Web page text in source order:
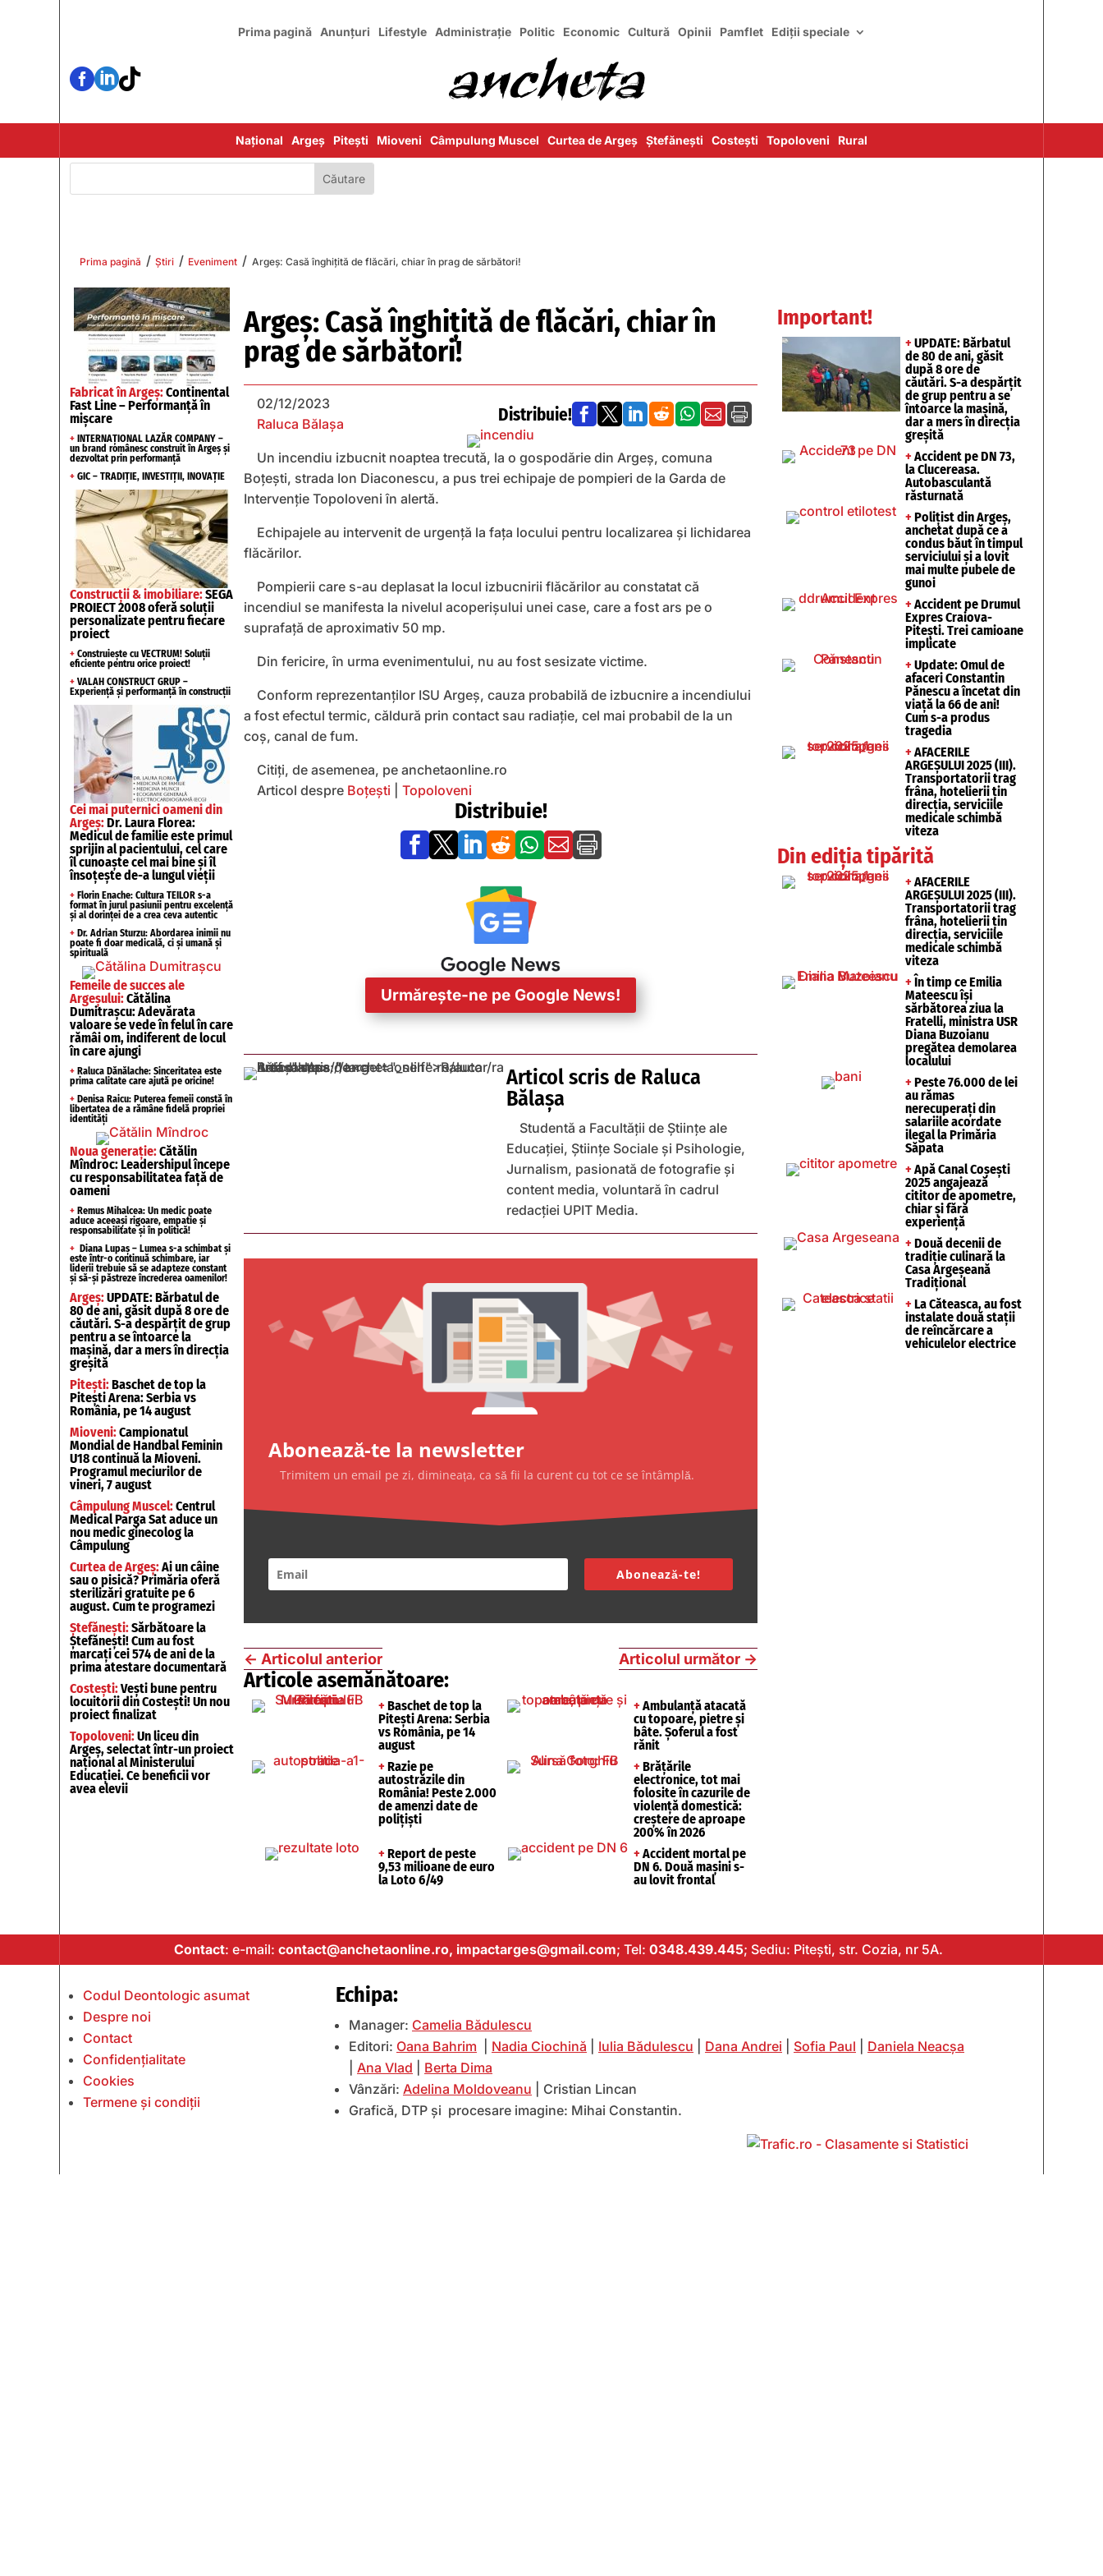
Prima pagină Anunțuri Lifestyle Administrație Politic Economic Cultură Opinii Pamflet Ediții speciale

Național Argeș Pitești Mioveni Câmpulung Muscel Curtea de Argeș Ștefănești Costești Topoloveni Rural
Prima pagină / Știri / Eveniment / Argeș: Casă înghițită de flăcări, chiar în prag de sărbători!
Fabricat în Argeș:Continental
Fast Line – Performanță în
mișcare
+ INTERNAȚIONAL LAZĂR COMPANY –
un brand românesc construit în Argeș și
dezvoltat prin performanță
+ GIC – TRADIȚIE, INVESTIȚII, INOVAȚIE
Construcții & imobiliare:SEGA
PROIECT 2008 oferă soluții
personalizate pentru fiecare
proiect
+ Construiește cu VECTRUM! Soluții
eficiente pentru orice proiect!
+ VALAH CONSTRUCT GRUP –
Experiență și performanță în construcții
Cei mai puternici oameni din
Argeș:Dr. Laura Florea:
Medicul de familie este primul
sprijin al pacientului, cel care
îl cunoaște cel mai bine și îl
însoțește de-a lungul vieții
+ Florin Enache: Cultura TEILOR s-a
format în jurul pasiunii pentru excelență
și al dorinței de a crea ceva autentic
+ Dr. Adrian Sturzu: Abordarea inimii nu
poate fi doar medicală, ci și umană și
spirituală
Femeile de succes ale
Argeșului:Cătălina
Dumitrașcu: Adevărata
valoare se vede în felul în care
rămâi om, indiferent de locul
în care ajungi
+ Raluca Dănălache: Sinceritatea este
prima calitate care ajută pe oricine!
+ Denisa Raicu: Puterea femeii constă în
libertatea de a rămâne fidelă propriei
identități
Noua generație:Cătălin
Mîndroc: Leadershipul începe
cu responsabilitatea față de
oameni
+ Remus Mihalcea: Un medic poate
aduce aceeași rigoare, empatie și
responsabilitate și în politică!
+ Diana Lupaș – Lumea s-a schimbat și
este într-o continuă schimbare, iar
liderii trebuie să se adapteze constant
și să-și păstreze încrederea oamenilor!
Argeș:UPDATE: Bărbatul de
80 de ani, găsit după 8 ore de
căutări. S-a despărțit de grup
pentru a se întoarce la
mașină, dar a mers în direcția
greșită
Pitești:Baschet de top la
Pitești Arena: Serbia vs
România, pe 14 august
Mioveni:Campionatul
Mondial de Handbal Feminin
U18 continuă la Mioveni.
Programul meciurilor de
vineri, 7 august
Câmpulung Muscel:Centrul
Medical Parga Sat aduce un
nou medic ginecolog la
Câmpulung
Curtea de Argeș:Ai un câine
sau o pisică? Primăria oferă
sterilizări gratuite pe 6
august. Cum te programezi
Ștefănești:Sărbătoare la
Ștefănești! Cum au fost
marcați cei 574 de ani de la
prima atestare documentară
Costești:Vești bune pentru
locuitorii din Costești! Un nou
proiect finalizat
Topoloveni:Un liceu din
Argeș, selectat într-un proiect
național al Ministerului
Educației. Ce beneficii vor
avea elevii
Argeș: Casă înghițită de flăcări, chiar în
prag de sărbători!
02/12/2023
Raluca Bălașa
Distribuie!       
Un incendiu izbucnit noaptea trecută, la o gospodărie din Argeș, comuna
Boțești, strada Ion Diaconescu, a pus trei echipaje de pompieri de la Garda de
Intervenție Topoloveni în alertă.
Echipajele au intervenit de urgență la fața locului pentru localizarea și lichidarea
flăcărilor.
Pompierii care s-au deplasat la locul izbucnirii flăcărilor au constatat că
incendiul se manifesta la nivelul acoperișului unei case, care a fost ars pe o
suprafață de aproximativ 50 mp.
Din fericire, în urma evenimentului, nu au fost sesizate victime.
Conform reprezentanților ISU Argeș, cauza probabilă de izbucnire a incendiului
a fost efectul termic, căldură prin contact sau radiație, cel mai probabil de la un
coș, canal de fum.
Citiți, de asemenea, pe anchetaonline.ro
Articol despre Boțești Topoloveni
Distribuie!
      
Urmărește-ne pe Google News!
Articol scris de Raluca
Bălașa
Studentă a Facultății de Științe ale
Educației, Științe Sociale și Psihologie,
Jurnalism, pasionată de fotografie și
content media, voluntară în cadrul
redacției UPIT Media.
Abonează-te la newsletter
Trimitem un email pe zi, dimineața, ca să fii la curent cu tot ce se întâmplă.
Abonează-te!
← Articolul anterior Articolul următor →
Articole asemănătoare:
+ Baschet de top la
Pitești Arena: Serbia
vs România, pe 14
august
+ Ambulanță atacată
cu topoare, pietre și
bâte. Șoferul a fost
rănit
+ Razie pe
autostrăzile din
România! Peste 2.000
de amenzi date de
polițiști
+ Brățările
electronice, tot mai
folosite în cazurile de
violență domestică:
creștere de aproape
200% în 2026
+ Report de peste
9,53 milioane de euro
la Loto 6/49
+ Accident mortal pe
DN 6. Două mașini s-
au lovit frontal
Important!
+ UPDATE: Bărbatul
de 80 de ani, găsit
după 8 ore de
căutări. S-a despărțit
de grup pentru a se
întoarce la mașină,
dar a mers în direcția
greșită
+ Accident pe DN 73,
la Clucereasa.
Autobasculantă
răsturnată
+ Polițist din Argeș,
anchetat după ce a
condus băut în timpul
serviciului și a lovit
mai multe pubele de
gunoi
+ Accident pe Drumul
Expres Craiova-
Pitești. Trei camioane
implicate
+ Update: Omul de
afaceri Constantin
Pănescu a încetat din
viață la 66 de ani!
Cum s-a produs
tragedia
+ AFACERILE
ARGEȘULUI 2025 (III).
Transportatorii trag
frâna, hotelierii țin
direcția, serviciile
medicale schimbă
viteza
Din ediția tipărită
+ AFACERILE
ARGEȘULUI 2025 (III).
Transportatorii trag
frâna, hotelierii țin
direcția, serviciile
medicale schimbă
viteza
+ În timp ce Emilia
Mateescu își
sărbătorea ziua la
Fratelli, ministra USR
Diana Buzoianu
pregătea demolarea
localului
+ Peste 76.000 de lei
au rămas
nerecuperați din
salariile acordate
ilegal la Primăria
Săpata
+ Apă Canal Coșești
2025 angajează
cititor de apometre,
chiar și fără
experiență
+ Două decenii de
tradiție culinară la
Casa Argeșeană
Tradițional
+ La Căteasca, au fost
instalate două stații
de reîncărcare a
vehiculelor electrice
Contact: e-mail: contact@anchetaonline.ro, impactarges@gmail.com; Tel: 0348.439.445; Sediu: Pitești, str. Cozia, nr 5A.
Codul Deontologic asumat
Despre noi
Contact
Confidențialitate
Cookies
Termene și condiții
Echipa:
Manager: Camelia Bădulescu
Editori: Oana Bahrim Nadia Ciochină Iulia Bădulescu Dana Andrei Sofia Paul
Daniela Neacșa
Ana Vlad
Berta Dima
Vânzări: Adelina Moldoveanu | Cristian Lincan
Grafică, DTP și procesare imagine: Mihai Constantin.